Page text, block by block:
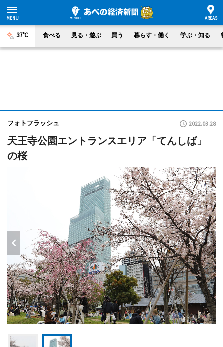
37°C 食べる 見る・遊ぶ 買う 暮らす・働く 学ぶ・知る
フォトフラッシュ 2022.03.28
天王寺公園エントランスエリア「てんしば」
の桜